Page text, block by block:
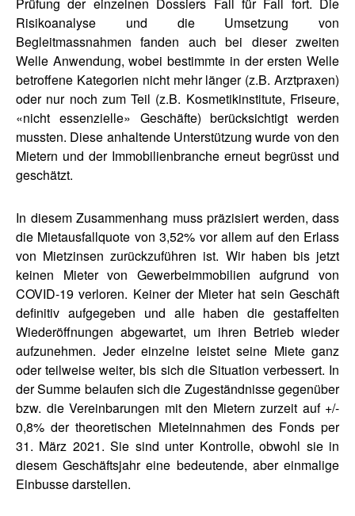
Risikoanalyse und die Umsetzung von
Begleitmassnahmen fanden auch bei dieser zweiten
Welle Anwendung, wobei bestimmte in der ersten Welle
betroffene Kategorien nicht mehr länger (z.B. Arztpraxen)
oder nur noch zum Teil (z.B. Kosmetikinstitute, Friseure,
«nicht essenzielle» Geschäfte) berücksichtigt werden
mussten. Diese anhaltende Unterstützung wurde von den
Mietern und der Immobilienbranche erneut begrüsst und
geschätzt.
In diesem Zusammenhang muss präzisiert werden, dass
die Mietausfallquote von 3,52% vor allem auf den Erlass
von Mietzinsen zurückzuführen ist. Wir haben bis jetzt
keinen Mieter von Gewerbeimmobilien aufgrund von
COVID-19 verloren. Keiner der Mieter hat sein Geschäft
definitiv aufgegeben und alle haben die gestaffelten
Wiederöffnungen abgewartet, um ihren Betrieb wieder
aufzunehmen. Jeder einzelne leistet seine Miete ganz
oder teilweise weiter, bis sich die Situation verbessert. In
der Summe belaufen sich die Zugeständnisse gegenüber
bzw. die Vereinbarungen mit den Mietern zurzeit auf +/-
0,8% der theoretischen Mieteinnahmen des Fonds per
31. März 2021. Sie sind unter Kontrolle, obwohl sie in
diesem Geschäftsjahr eine bedeutende, aber einmalige
Einbusse darstellen.